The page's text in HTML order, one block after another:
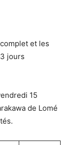
et les
jours
15
de Lomé